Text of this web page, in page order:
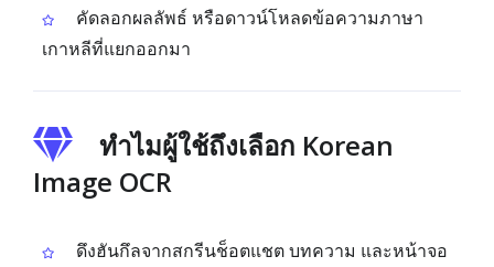
คัดลอกผลลัพธ์ หรือดาวน์โหลดข้อความภาษา
เกาหลีที่แยกออกมา
ทำไมผู้ใช้ถึงเลือก Korean
Image OCR
ดึงฮันกึลจากสกรีนช็อตแชต บทความ และหน้าจอ